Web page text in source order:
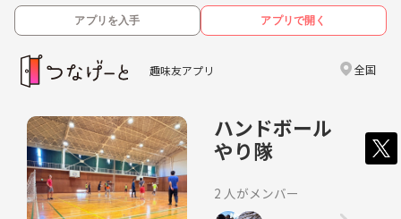
アプリを入手 アプリで開く
趣味友アプリ 全国
ハンドボール
やり隊
2 人がメンバー